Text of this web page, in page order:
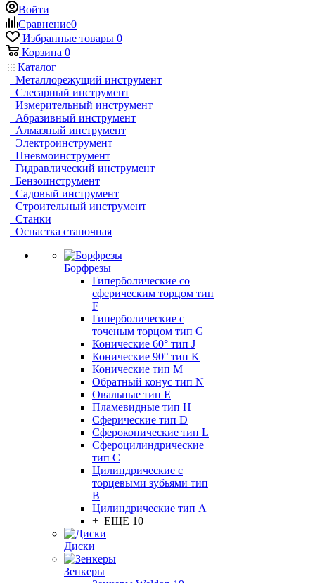
Войти
Сравнение0
Избранные товары 0
Корзина 0
Каталог
Металлорежущий инструмент
Слесарный инструмент
Измерительный инструмент
Абразивный инструмент
Алмазный инструмент
Электроинструмент
Пневмоинструмент
Гидравлический инструмент
Бензоинструмент
Садовый инструмент
Строительный инструмент
Станки
Оснастка станочная
Борфрезы
Гиперболические cо
сферическим торцом тип
F
Гиперболические с
точеным торцом тип G
Конические 60° тип J
Конические 90° тип K
Конические тип M
Обратный конус тип N
Овальные тип E
Пламевидные тип H
Сферические тип D
Сфероконические тип L
Сфероцилиндрические
тип C
Цилиндрические с
торцевыми зубьями тип
B
Цилиндрические тип А
+ ЕЩЕ 10
Диски
Зенкеры